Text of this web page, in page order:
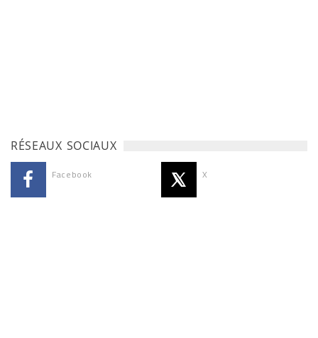
RÉSEAUX SOCIAUX
Facebook X